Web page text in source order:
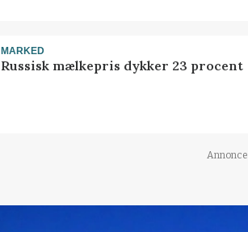
MARKED
Russisk mælkepris dykker 23 procent
Annonce